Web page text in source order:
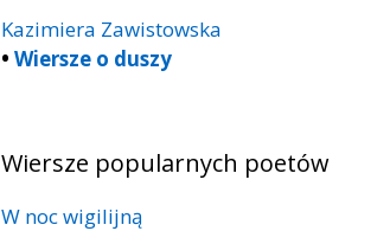
Kazimiera Zawistowska
• Wiersze o duszy
Wiersze popularnych poetów
W noc wigilijną